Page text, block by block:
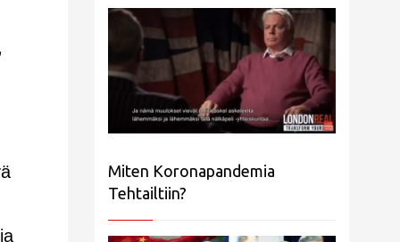
Miten Koronapandemia
Tehtailtiin?